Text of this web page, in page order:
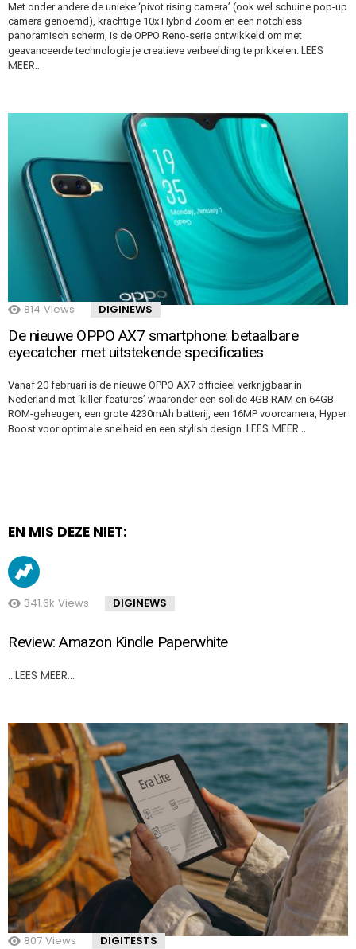
Met onder andere de unieke ‘pivot rising camera’ (ook wel schuine pop-up
camera genoemd), krachtige 10x Hybrid Zoom en een notchless
panoramisch scherm, is de OPPO Reno-serie ontwikkeld om met
geavanceerde technologie je creatieve verbeelding te prikkelen. LEES
MEER…
814 Views DIGINEWS
De nieuwe OPPO AX7 smartphone: betaalbare
eyecatcher met uitstekende specificaties
Vanaf 20 februari is de nieuwe OPPO AX7 officieel verkrijgbaar in
Nederland met ‘killer-features’ waaronder een solide 4GB RAM en 64GB
ROM-geheugen, een grote 4230mAh batterij, een 16MP voorcamera, Hyper
Boost voor optimale snelheid en een stylish design. LEES MEER…
EN MIS DEZE NIET:
341.6k Views DIGINEWS
Review: Amazon Kindle Paperwhite
.. LEES MEER…
807 Views DIGITESTS